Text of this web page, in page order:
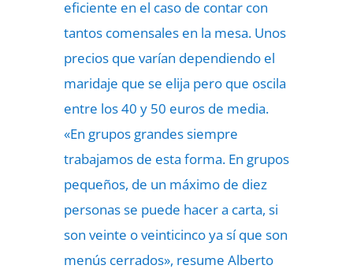
eficiente en el caso de contar con
tantos comensales en la mesa. Unos
precios que varían dependiendo el
maridaje que se elija pero que oscila
entre los 40 y 50 euros de media.
«En grupos grandes siempre
trabajamos de esta forma. En grupos
pequeños, de un máximo de diez
personas se puede hacer a carta, si
son veinte o veinticinco ya sí que son
menús cerrados», resume Alberto